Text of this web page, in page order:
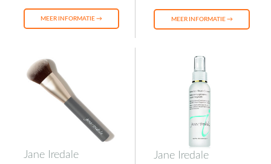
MEER INFORMATIE → MEER INFORMATIE →
Jane Iredale
Jane Iredale